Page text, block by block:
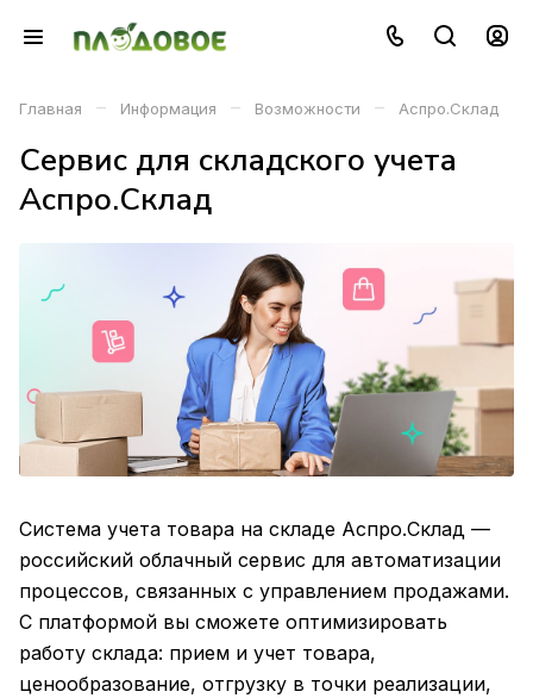
Главная – Информация – Возможности – Аспро.Склад
Сервис для складского учета
Аспро.Склад
Система учета товара на складе Аспро.Склад —
российский облачный сервис для автоматизации
процессов, связанных с управлением продажами.
С платформой вы сможете оптимизировать
работу склада: прием и учет товара,
ценообразование, отгрузку в точки реализации,